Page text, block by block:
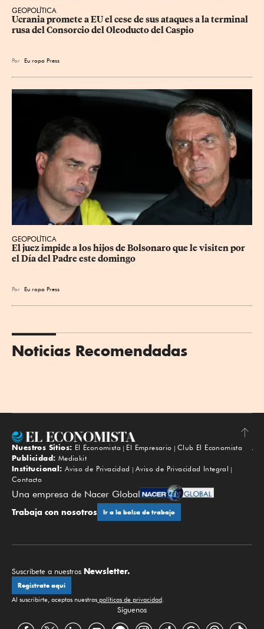
GEOPOLÍTICA
Ucrania promete a EU el cese de sus ataques a la terminal
rusa del Consorcio del Oleoducto del Caspio
Por Eu ropa Press
GEOPOLÍTICA
El juez impide a los hijos de Bolsonaro que le visiten por
el Día del Padre este domingo
Por Eu ropa Press
Noticias Recomendadas
Subir
Nuestros Sitios: El Economista El Empresario
Club El Economista
Publicidad: Mediakit
Institucional: Aviso de Privacidad
Aviso de Privacidad Integral
Contacto
Una empresa de Nacer Global
Trabaja con nosotros Ir a la bolsa de trabajo
Suscríbete a nuestros Newsletter.
Regístrate aquí
Al suscribirte, aceptas nuestras políticas de privacidad.
Síguenos